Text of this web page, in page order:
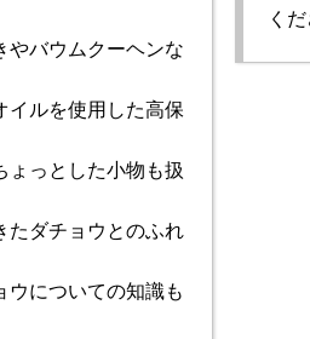
やバウムクーヘンな
イルを使用した高保
ょっとした小物も扱
たダチョウとのふれ
ウについての知識も
くだ